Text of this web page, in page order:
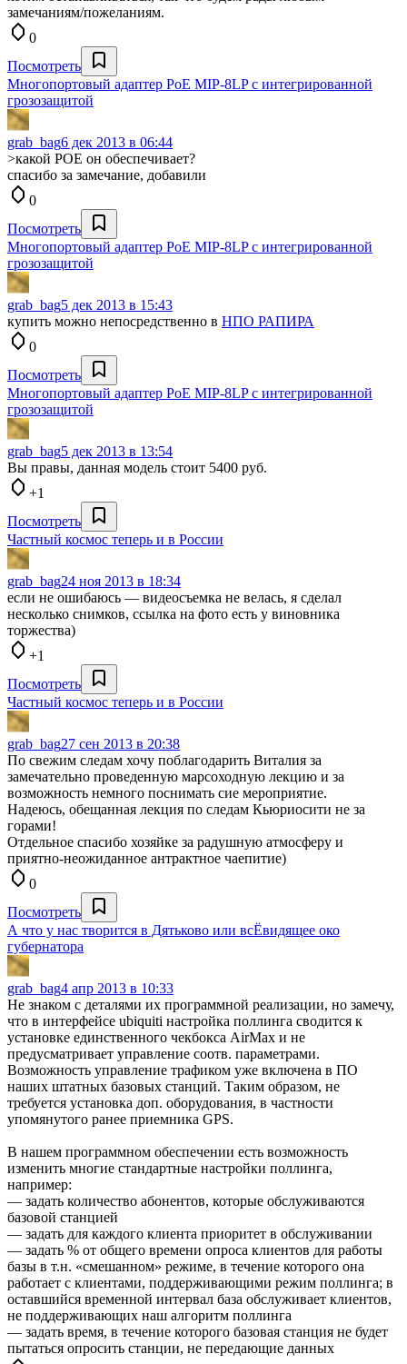
замечаниям/пожеланиям.
0
Посмотреть
Многопортовый адаптер РоЕ MIP-8LP с интегрированной
грозозащитой
grab_bag6 дек 2013 в 06:44
>какой POE он обеспечивает?
спасибо за замечание, добавили
0
Посмотреть
Многопортовый адаптер РоЕ MIP-8LP с интегрированной
грозозащитой
grab_bag5 дек 2013 в 15:43
купить можно непосредственно в НПО РАПИРА
0
Посмотреть
Многопортовый адаптер РоЕ MIP-8LP с интегрированной
грозозащитой
grab_bag5 дек 2013 в 13:54
Вы правы, данная модель стоит 5400 руб.
+1
Посмотреть
Частный космос теперь и в России
grab_bag24 ноя 2013 в 18:34
если не ошибаюсь — видеосъемка не велась, я сделал
несколько снимков, ссылка на фото есть у виновника
торжества)
+1
Посмотреть
Частный космос теперь и в России
grab_bag27 сен 2013 в 20:38
По свежим следам хочу поблагодарить Виталия за
замечательно проведенную марсоходную лекцию и за
возможность немного поснимать сие мероприятие.
Надеюсь, обещанная лекция по следам Кьюриосити не за
горами!
Отдельное спасибо хозяйке за радушную атмосферу и
приятно-неожиданное антрактное чаепитие)
0
Посмотреть
А что у нас творится в Дятьково или всЁвидящее око
губернатора
grab_bag4 апр 2013 в 10:33
Не знаком с деталями их программной реализации, но замечу,
что в интерфейсе ubiquiti настройка поллинга сводится к
установке единственного чекбокса AirMax и не
предусматривает управление соотв. параметрами.
Возможность управление трафиком уже включена в ПО
наших штатных базовых станций. Таким образом, не
требуется установка доп. оборудования, в частности
упомянутого ранее приемника GPS.
В нашем программном обеспечении есть возможность
изменить многие стандартные настройки поллинга,
например:
— задать количество абонентов, которые обслуживаются
базовой станцией
— задать для каждого клиента приоритет в обслуживании
— задать % от общего времени опроса клиентов для работы
базы в т.н. «смешанном» режиме, в течение которого она
работает с клиентами, поддерживающими режим поллинга; в
оставшийся временной интервал база обслуживает клиентов,
не поддерживающих наш алгоритм поллинга
— задать время, в течение которого базовая станция не будет
пытаться опросить станции, не передающие данных